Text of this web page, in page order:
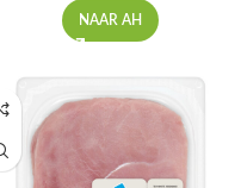
NAAR AH